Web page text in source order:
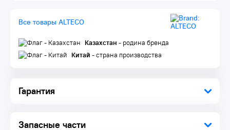
Гарантия
Запасные части
Аккумуляторная дрель-шуруповерт 1 шт.
Зарядное устройство 1 шт.
Инструкция по эксплуатации 1 шт.
Все товары ALTECO
Казахстан - родина бренда
Китай - страна производства